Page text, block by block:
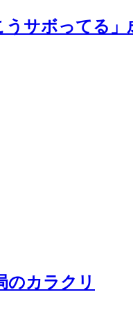
サボってる」
カラクリ